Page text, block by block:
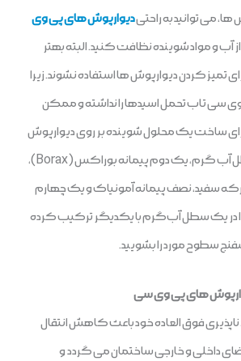
می توانید به راحتیدیوارپوش های پی وی
از آب و مواد شوینده نظافت کنید. البته بهتر
تمیز کردن دیوارپوش ها استفاده نشوند. زیرا
سی تاب تحمل اسیدها را نداشته و ممکن
ساخت یک محلول شوینده بر روی دیوارپوش
ها می توانید یک سطل آب گرم، یک دوم پیمانه بوراکس (Borax)،
سفید، نصف پیمانه آمونیاک و یک چهارم
در یک سطل آب‌گرم با یکدیگر ترکیب کرده
سطوح مورد را بشویید.
های پی وی سی
فوق العاده خود باعث کاهش انتقال
داخلی و خارجی ساختمان می گردد و